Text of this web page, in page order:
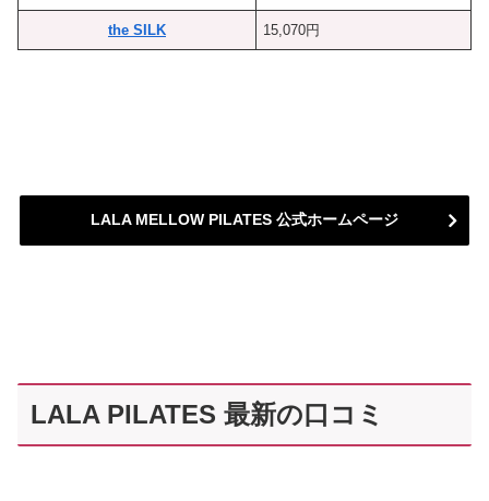
the SILK 15,070円
LALA MELLOW PILATES 公式ホームページ
LALA PILATES 最新の口コミ